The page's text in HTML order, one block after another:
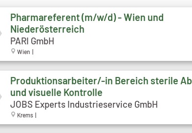
Pharmareferent (m/w/d) - Wien und
Niederösterreich
PARI GmbH
Wien |
Produktionsarbeiter/-in Bereich sterile
und visuelle Kontrolle
JOBS Experts Industrieservice GmbH
Krems |